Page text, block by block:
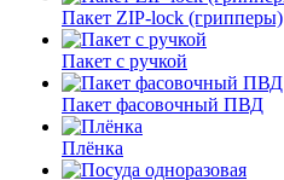
Пакет ZIP-lock (грипперы)
Пакет с ручкой
Пакет фасовочный ПВД
Плёнка